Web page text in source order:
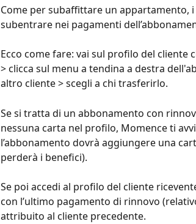
Come per subaffittare un appartamento,
subentrare nei pagamenti
Ecco come fare: vai sul profilo del cliente
> clicca sul menu a tendina a destra
altro cliente > scegli a chi trasferirlo.
Se si tratta di un abbonamento con
nessuna carta nel profilo, Momence ti
l’abbonamento dovrà aggiungere una
perderà i benefici).
Se poi accedi al profilo del cliente
con l’ultimo pagamento di rinnovo
attribuito al cliente precedente.